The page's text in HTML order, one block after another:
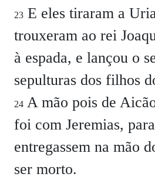
23 E eles tiraram a
trouxeram ao rei
à espada, e lançou o
sepulturas dos filhos
24 A mão pois de
foi com Jeremias,
entregassem na mão
ser morto.